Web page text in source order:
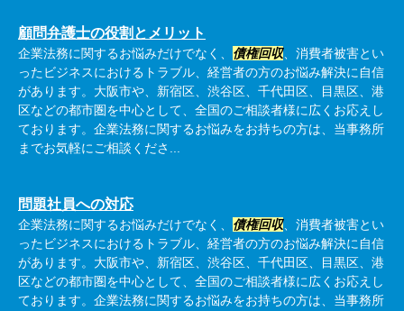
顧問弁護士の役割とメリット
企業法務に関するお悩みだけでなく、 債権回収、消費者被害とい
ったビジネスにおけるトラブル、経営者の方のお悩み解決に自信
があります。大阪市や、新宿区、渋谷区、千代田区、目黒区、港
区などの都市圏を中心として、全国のご相談者様に広くお応えし
ております。企業法務に関するお悩みをお持ちの方は、当事務所
までお気軽にご相談くださ...
問題社員への対応
企業法務に関するお悩みだけでなく、 債権回収、消費者被害とい
ったビジネスにおけるトラブル、経営者の方のお悩み解決に自信
があります。大阪市や、新宿区、渋谷区、千代田区、目黒区、港
区などの都市圏を中心として、全国のご相談者様に広くお応えし
ております。企業法務に関するお悩みをお持ちの方は、当事務所